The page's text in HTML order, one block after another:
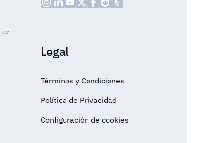
de
Legal
Términos y Condiciones
Política de Privacidad
Configuración de cookies